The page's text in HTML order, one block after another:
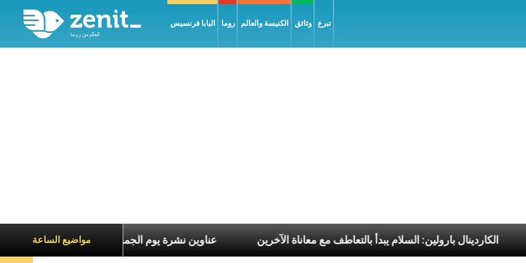
البابا فرنسيس روما الكنيسة والعالم وثائق تبرع
مواضيع الساعةعناوين نشرة يوم الجمعة 7 آب 2026: السلام يُبنى بصبر يومًا بعد يوم الكاردينال بارولين: السلام يبدأ بالتعاطف مع معاناة الآخرين